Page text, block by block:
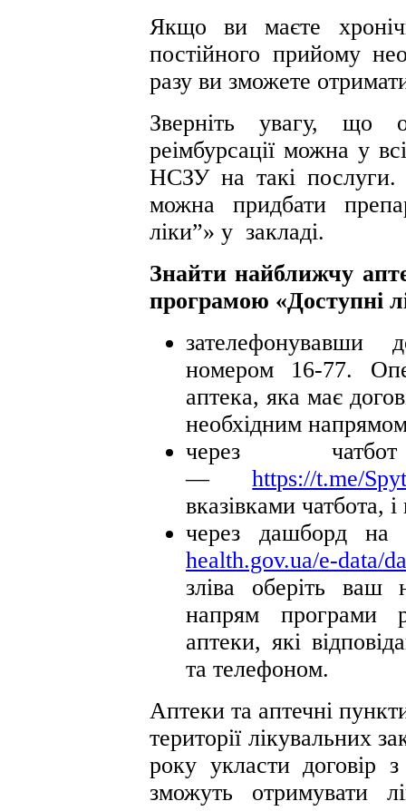
Якщо ви маєте
постійного прийому
разу ви зможете
Зверніть увагу, що
реімбурсації можна у
НСЗУ на такі
можна придбати
ліки”» у закладі.
Знайти найближчу
програмою «Доступні
номером 16-77.
аптека, яка має
необхідним
через
—
https://t.me/
вказівками чатбота,
через дашборд
health.gov.ua/e-data/
зліва оберіть ваш
напрям програми
аптеки, які
та телефоном.
Аптеки та аптечні
території лікувальних
року укласти договір
зможуть отримувати